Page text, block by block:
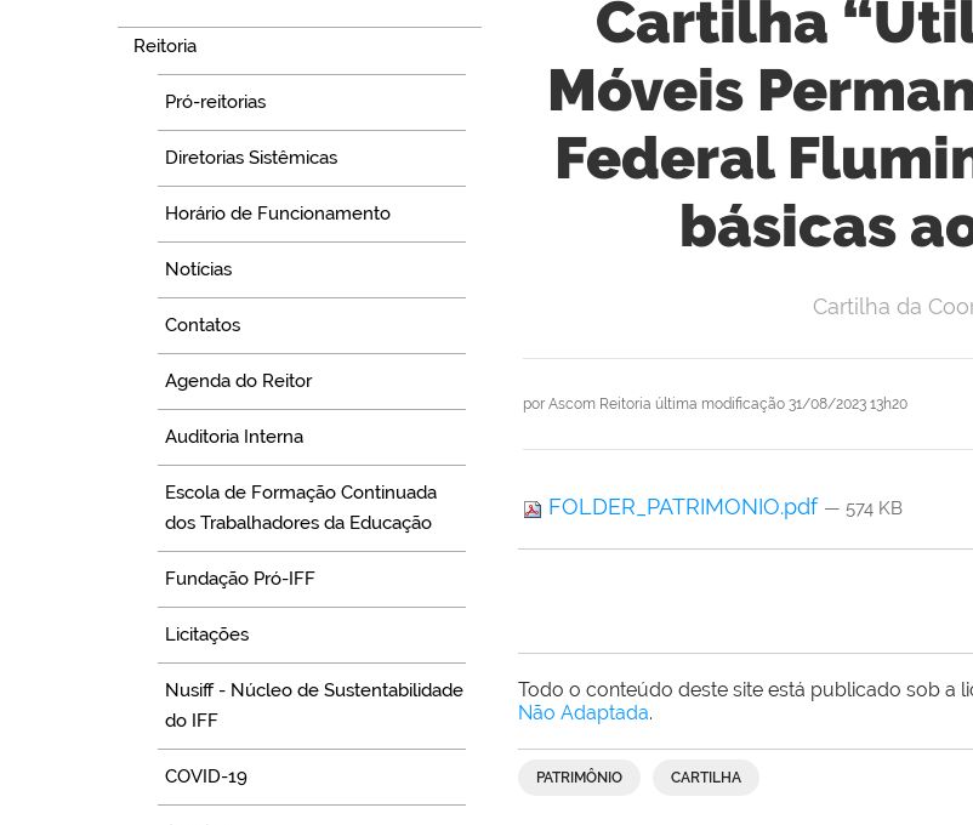
Reitoria
Pró-reitorias
Diretorias Sistêmicas
Horário de Funcionamento
Notícias
Contatos
Agenda do Reitor
Auditoria Interna
Escola de Formação Continuada
dos Trabalhadores da Educação
Fundação Pró-IFF
Licitações
Nusiff - Núcleo de Sustentabilidade
do IFF
COVID-19
Cartilha
Móveis
Federal
básicas
por Ascom Reitoria última modificação 31/08/2023 13h20
Cartilha da
FOLDER_PATRIMONIO.pdf — 574 KB
Todo o conteúdo deste site está publicado sob a
Não Adaptada.
PATRIMÔNIO CARTILHA